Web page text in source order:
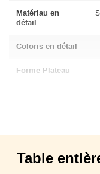
Matériau en
détail
Coloris en détail
Forme Plateau
Table